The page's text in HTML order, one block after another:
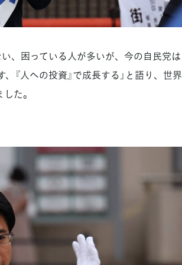
、困っている人が多いが、今の自民党は
『人への投資』で成長する」と語り、世界
た。